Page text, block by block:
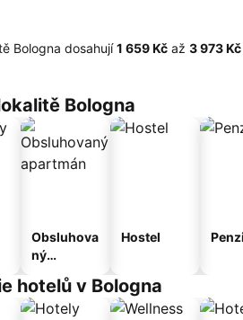
Bologna dosahují‎1 659 Kč až ‎3 973 Kč
Bologna
Obsluhova
ný
Hostel
hotelů v Bologna